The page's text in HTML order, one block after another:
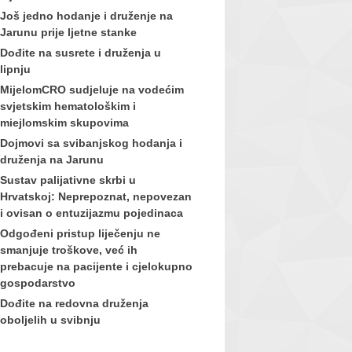
Još jedno hodanje i druženje na
Jarunu prije ljetne stanke
Dođite na susrete i druženja u
lipnju
MijelomCRO sudjeluje na vodećim
svjetskim hematološkim i
miejlomskim skupovima
Dojmovi sa svibanjskog hodanja i
druženja na Jarunu
Sustav palijativne skrbi u
Hrvatskoj: Neprepoznat, nepovezan
i ovisan o entuzijazmu pojedinaca
Odgođeni pristup liječenju ne
smanjuje troškove, već ih
prebacuje na pacijente i cjelokupno
gospodarstvo
Dođite na redovna druženja
oboljelih u svibnju